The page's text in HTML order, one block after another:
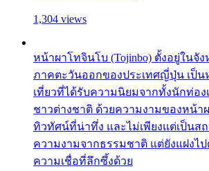
1,304 views
หน้าผาโทจินโบ (Tojinbo) ตั้งอยู่ในจั
ภาคตะวันออกของประเทศญี่ปุ่น เป็
เที่ยวที่ได้รับความนิยมจากทั้งนักท่อ
ชาวต่างชาติ ด้วยความงามของหน้า
ทิวทัศน์ที่น่าทึ่ง และไม่เพียงแต่เป็นส
ความงามจากธรรมชาติ แต่ยังแฝงไ
ความเชื่อที่ลึกซึ้งด้วย